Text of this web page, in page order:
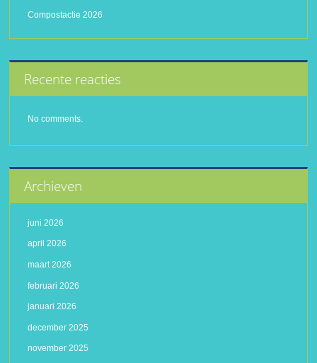
Compostactie 2026
Recente reacties
No comments.
Archieven
juni 2026
april 2026
maart 2026
februari 2026
januari 2026
december 2025
november 2025